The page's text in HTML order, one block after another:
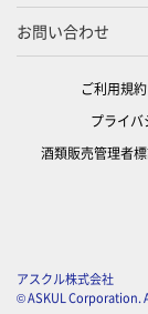
お問い合わせ
ご利用規約
プライバ
酒類販売管理者
アスクル株式会社
© ASKUL Corporation.